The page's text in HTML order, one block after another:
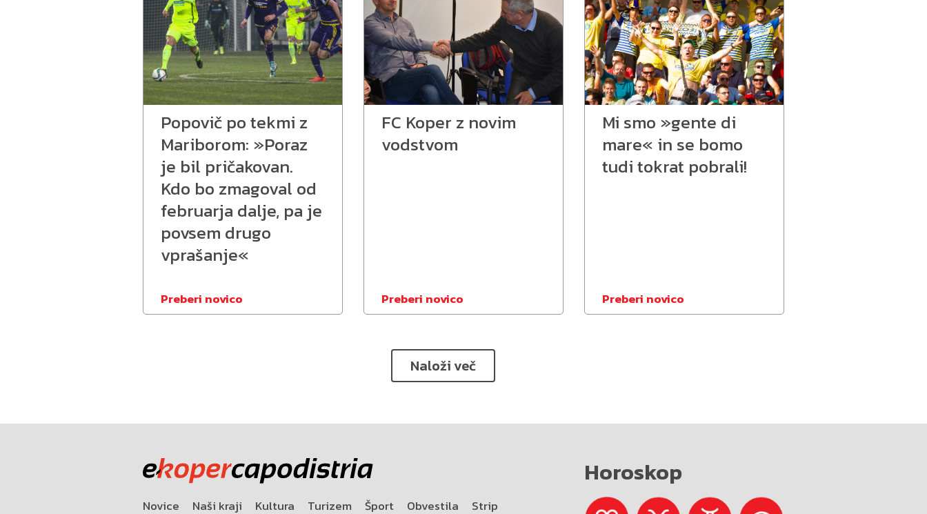
Popovič po tekmi z
Mariborom: »Poraz
je bil pričakovan.
Kdo bo zmagoval od
februarja dalje, pa je
povsem drugo
vprašanje«
Preberi novico
FC Koper z novim
vodstvom
Preberi novico
Mi smo »gente di
mare« in se bomo
tudi tokrat pobrali!
Preberi novico
Naloži več
Novice Naši kraji Kultura Turizem Šport Obvestila
Strip
Horoskop